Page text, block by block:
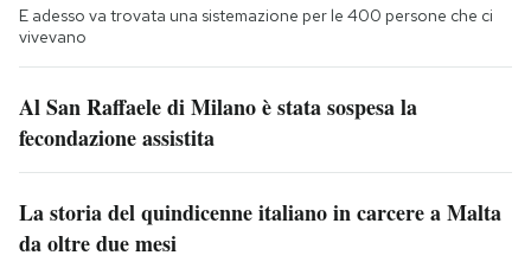
E adesso va trovata una sistemazione per le 400 persone che ci
vivevano
Al San Raffaele di Milano è stata sospesa la
fecondazione assistita
La storia del quindicenne italiano in carcere a Malta
da oltre due mesi